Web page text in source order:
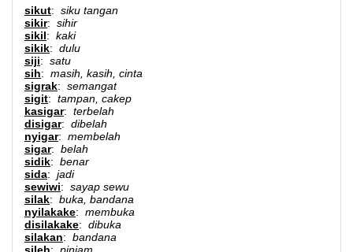
sikut: siku tangan
sikir: sihir
sikil: kaki
sikik: dulu
siji: satu
sih: masih, kasih, cinta
sigrak: semangat
sigit: tampan, cakep
kasigar: terbelah
disigar: dibelah
nyigar: membelah
sigar: belah
sidik: benar
sida: jadi
sewiwi: sayap sewu
silak: buka, bandana
nyilakake: membuka
disilakake: dibuka
silakan: bandana